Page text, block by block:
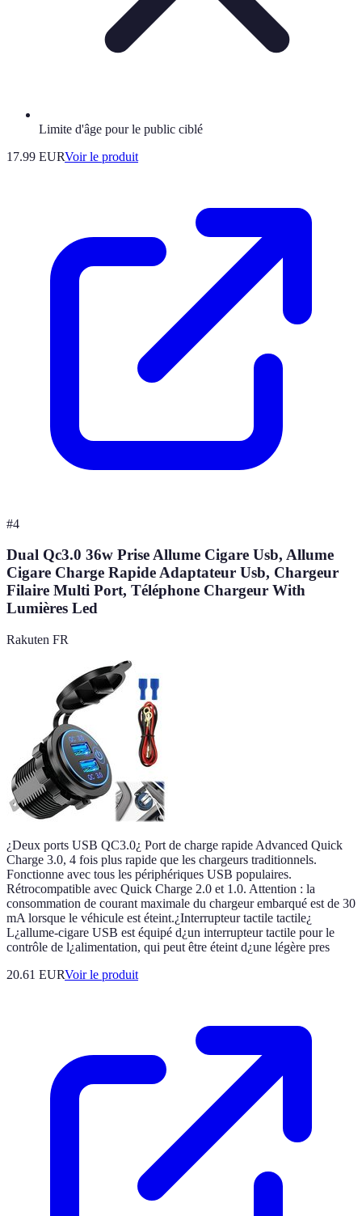
Limite d'âge pour le public ciblé
17.99 EURVoir le produit
#4
Dual Qc3.0 36w Prise Allume Cigare Usb, Allume
Cigare Charge Rapide Adaptateur Usb, Chargeur
Filaire Multi Port, Téléphone Chargeur With
Lumières Led
Rakuten FR
¿Deux ports USB QC3.0¿ Port de charge rapide Advanced Quick
Charge 3.0, 4 fois plus rapide que les chargeurs traditionnels.
Fonctionne avec tous les périphériques USB populaires.
Rétrocompatible avec Quick Charge 2.0 et 1.0. Attention : la
consommation de courant maximale du chargeur embarqué est de 30
mA lorsque le véhicule est éteint.¿Interrupteur tactile tactile¿
L¿allume-cigare USB est équipé d¿un interrupteur tactile pour le
contrôle de l¿alimentation, qui peut être éteint d¿une légère pres
20.61 EURVoir le produit